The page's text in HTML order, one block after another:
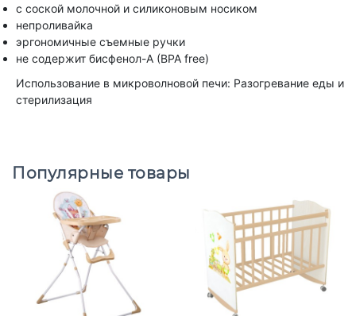
с соской молочной и силиконовым носиком
непроливайка
эргономичные съемные ручки
не содержит бисфенол-А (BPA free)
Использование в микроволновой печи: Разогревание еды и
стерилизация
Популярные товары